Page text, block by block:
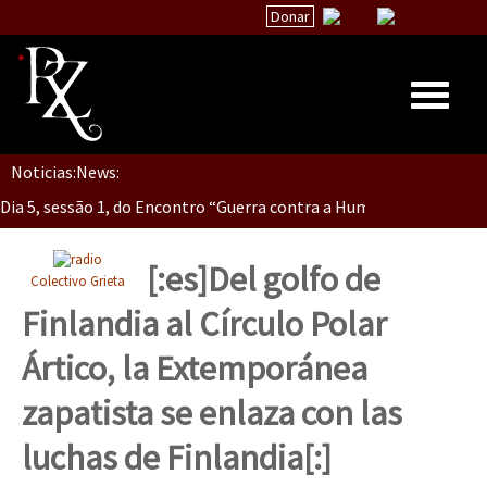
Donar
Inicio
Quiénes Somos
La palabra del EZLN
TEMAS
Chiapas
México
Latinoamérica
Noticias:News:
Dia 5, Sessão 2, Encontro “Guerra contra la Humanidad”
Dia 5, sessão 1, do Encontro “Guerra contra a Humanidade”(As
Dia 4 – Encontro “Guerra contra a Humanidade” (As populações
Dia 3 do Encontro “Guerra contra a Humanidade”
Colectivo Grieta
[:es]Del golfo de
Finlandia al Círculo Polar
Ártico, la Extemporánea
zapatista se enlaza con las
luchas de Finlandia[:]